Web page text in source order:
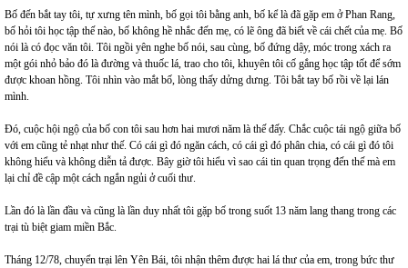
Bố đến bắt tay tôi, tự xưng tên mình, bố gọi tôi bằng anh, bố kể là đã gặp em ở Phan Rang,
bố hỏi tôi học tập thế nào, bố không hề nhắc đến mẹ, có lẽ ông đã biết về cái chết của mẹ. Bố
nói là có đọc văn tôi. Tôi ngồi yên nghe bố nói, sau cùng, bố đứng dậy, móc trong xách ra
một gói nhỏ bảo đó là đường và thuốc lá, trao cho tôi, khuyên tôi cố gắng học tập tốt để sớm
được khoan hồng. Tôi nhìn vào mắt bố, lòng thấy dửng dưng. Tôi bắt tay bố rồi về lại lán
mình.
Đó, cuộc hội ngộ của bố con tôi sau hơn hai mươi năm là thế đấy. Chắc cuộc tái ngộ giữa bố
với em cũng tẻ nhạt như thế. Có cái gì đó ngăn cách, có cái gì đó phân chia, có cái gì đó tôi
không hiểu và không diễn tả được. Bây giờ tôi hiểu vì sao cái tin quan trọng đến thế mà em
lại chỉ đề cập một cách ngắn ngủi ở cuối thư.
Lần đó là lần đầu và cũng là lần duy nhất tôi gặp bố trong suốt 13 năm lang thang trong các
trại tù biệt giam miền Bắc.
Tháng 12/78, chuyển trại lên Yên Bái, tôi nhận thêm được hai lá thư của em, trong bức thư